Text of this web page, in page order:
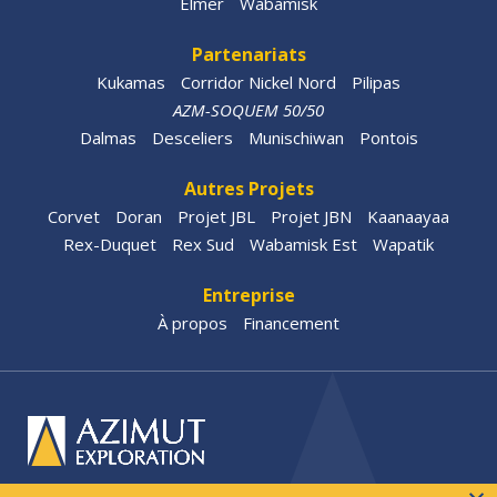
Partenariats
Kukamas Corridor Nickel Nord
Pilipas
AZM-SOQUEM 50/50
Dalmas
Desceliers Munischiwan Pontois
Autres Projets
Corvet Doran Projet JBL Projet JBN
Kaanaayaa
Rex-Duquet
Rex Sud Wabamisk Est Wapatik
Entreprise
À propos Financement